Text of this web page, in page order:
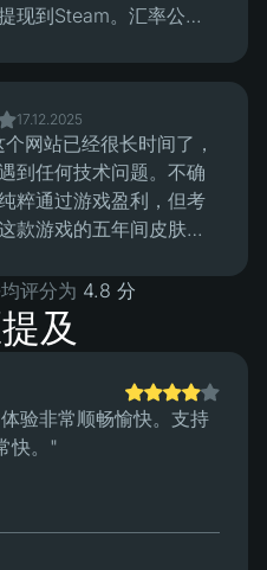
现到Steam。汇率公
17.12.2025
网站已经很长时间了，
到任何技术问题。不确
粹通过游戏盈利，但考
款游戏的五年间皮肤价
评分为 4.8 分
及
验非常顺畅愉快。支持
快。"